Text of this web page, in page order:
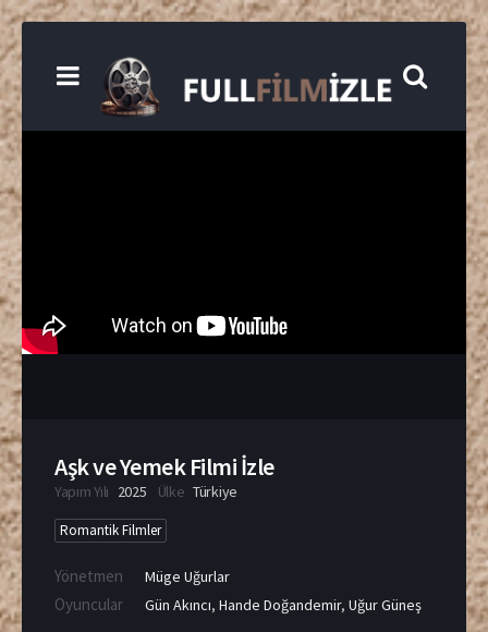
Aşk ve Yemek Filmi İzle
Yapım Yılı 2025 Ülke Türkiye
Romantik Filmler
Yönetmen Müge Uğurlar
Oyuncular Gün Akıncı, Hande Doğandemir, Uğur Güneş